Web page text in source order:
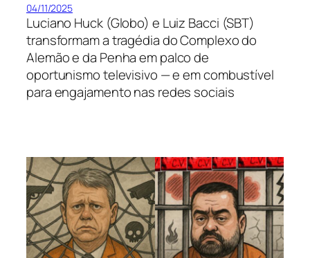
04/11/2025
Luciano Huck (Globo) e Luiz Bacci (SBT)
transformam a tragédia do Complexo do
Alemão e da Penha em palco de
oportunismo televisivo — e em combustível
para engajamento nas redes sociais